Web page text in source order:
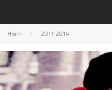
Hjem 2011-2014